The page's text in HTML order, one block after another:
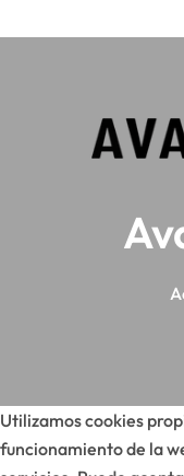
Utilizamos cookies
funcionamiento de la